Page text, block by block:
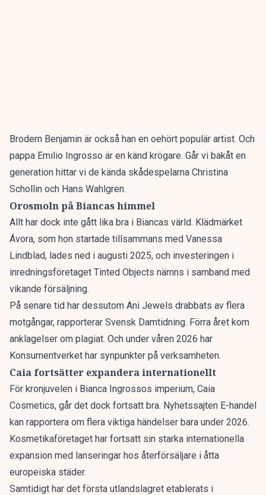
Brodern Benjamin är också han en oehört populär artist. Och
pappa Emilio Ingrosso är en känd krögare. Går vi bakåt en
generation hittar vi de kända skådespelarna Christina
Schollin och Hans Wahlgren.
Orosmoln på Biancas himmel
Allt har dock inte gått lika bra i Biancas värld. Klädmärket
Ávora, som hon startade tillsammans med Vanessa
Lindblad, lades ned i augusti 2025, och investeringen i
inredningsföretaget Tinted Objects nämns i samband med
vikande försäljning.
På senare tid har dessutom Ani Jewels drabbats av flera
motgångar, rapporterar Svensk Damtidning. Förra året kom
anklagelser om plagiat. Och under våren 2026 har
Konsumentverket har synpunkter på verksamheten.
Caia fortsätter expandera internationellt
För kronjuvelen i Bianca Ingrossos imperium, Caia
Cosmetics, går det dock fortsatt bra. Nyhetssajten E-handel
kan rapportera om flera viktiga händelser bara under 2026.
Kosmetikaföretaget har fortsatt sin starka internationella
expansion med lanseringar hos återförsäljare i åtta
europeiska städer.
Samtidigt har det första utlandslagret etablerats i